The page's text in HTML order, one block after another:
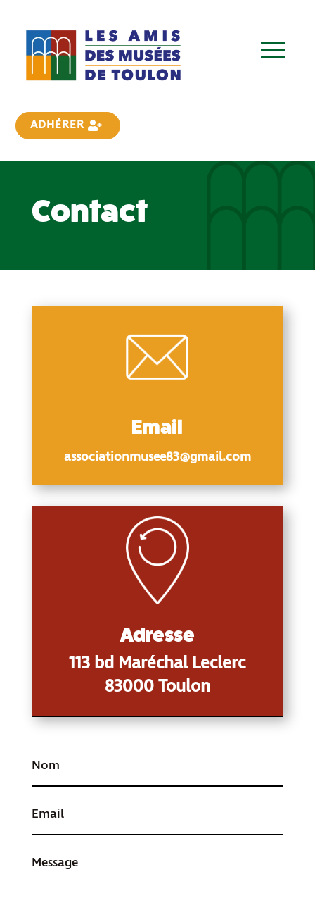
ADHÉRER
Contact
Email
associationmusee83@gmail.com
Adresse
113 bd Maréchal Leclerc
83000 Toulon